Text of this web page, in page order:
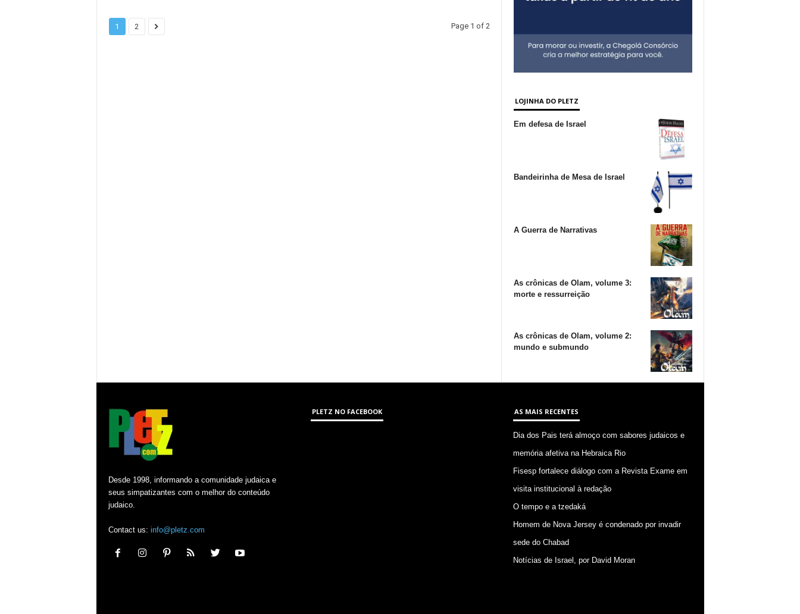
1 2 Page 1 of 2
LOJINHA DO PLETZ
Em defesa de Israel
Bandeirinha de Mesa de Israel
A Guerra de Narrativas
As crônicas de Olam, volume 3:
morte e ressurreição
As crônicas de Olam, volume 2:
mundo e submundo
Desde 1998, informando a comunidade judaica e
seus simpatizantes com o melhor do conteúdo
judaico.
Contact us: info@pletz.com
PLETZ NO FACEBOOK AS MAIS RECENTES
Dia dos Pais terá almoço com sabores judaicos e
memória afetiva na Hebraica Rio
Fisesp fortalece diálogo com a Revista Exame em
visita institucional à redação
O tempo e a tzedaká
Homem de Nova Jersey é condenado por invadir
sede do Chabad
Notícias de Israel, por David Moran